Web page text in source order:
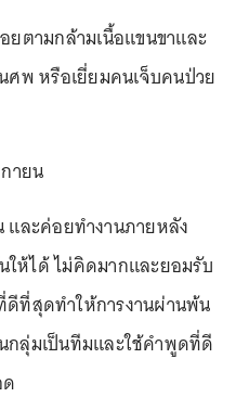
ยตามกล้ามเนื้อแขนขาและ
ศพ หรือเยี่ยมคนเจ็บคนป่วย
ายน
และค่อยทำงานภายหลัง
ห้ได้ ไม่คิดมากและยอมรับ
ดีที่สุดทำให้การงานผ่านพ้น
กลุ่มเป็นทีมและใช้คำพูดที่ดี